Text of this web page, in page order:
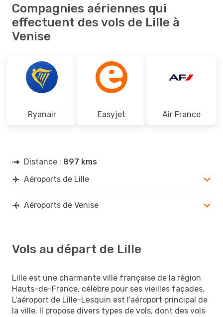
Compagnies aériennes qui
effectuent des vols de Lille à
Venise
Ryanair Easyjet Air France
Distance : 897 kms
Aéroports de Lille
Aéroports de Venise
Vols au départ de Lille
Lille est une charmante ville française de la région
Hauts-de-France, célèbre pour ses vieilles façades.
L'aéroport de Lille-Lesquin est l'aéroport principal de
la ville. Il propose divers types de vols, dont des vols